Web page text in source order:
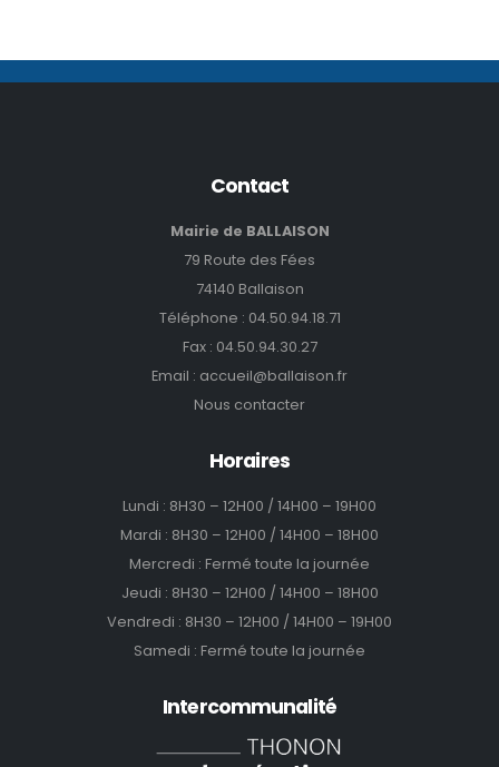
Contact
Mairie de BALLAISON
79 Route des Fées
74140 Ballaison
Téléphone : 04.50.94.18.71
Fax : 04.50.94.30.27
Email : accueil@ballaison.fr
Nous contacter
Horaires
Lundi : 8H30 – 12H00 / 14H00 – 19H00
Mardi : 8H30 – 12H00 / 14H00 – 18H00
Mercredi : Fermé toute la journée
Jeudi : 8H30 – 12H00 / 14H00 – 18H00
Vendredi : 8H30 – 12H00 / 14H00 – 19H00
Samedi : Fermé toute la journée
Intercommunalité